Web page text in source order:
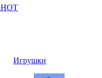
HOT
Игрушки